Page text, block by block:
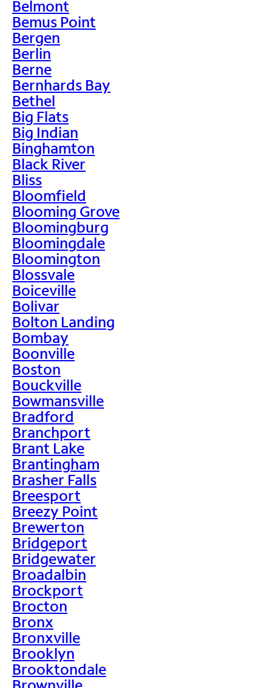
Belmont
Bemus Point
Bergen
Berlin
Berne
Bernhards Bay
Bethel
Big Flats
Big Indian
Binghamton
Black River
Bliss
Bloomfield
Blooming Grove
Bloomingburg
Bloomingdale
Bloomington
Blossvale
Boiceville
Bolivar
Bolton Landing
Bombay
Boonville
Boston
Bouckville
Bowmansville
Bradford
Branchport
Brant Lake
Brantingham
Brasher Falls
Breesport
Breezy Point
Brewerton
Bridgeport
Bridgewater
Broadalbin
Brockport
Brocton
Bronx
Bronxville
Brooklyn
Brooktondale